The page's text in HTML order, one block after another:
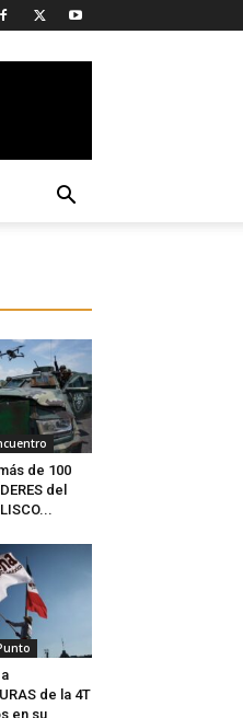
de 100
del
de la 4T
en su